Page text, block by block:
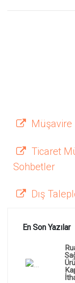
Müşavire
Ticaret
Sohbetler
Dış
En Son Yazılar